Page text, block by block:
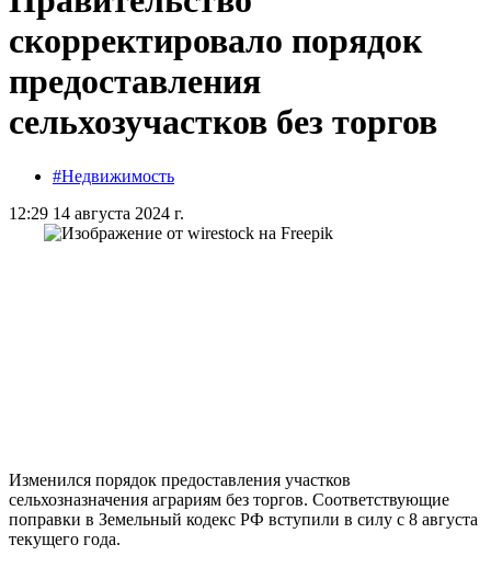
скорректировало порядок
предоставления
сельхозучастков без торгов
#Недвижимость
12:29 14 августа 2024 г.
Изменился порядок предоставления участков
сельхозназначения аграриям без торгов. Соответствующие
поправки в Земельный кодекс РФ вступили в силу с 8 августа
текущего года.